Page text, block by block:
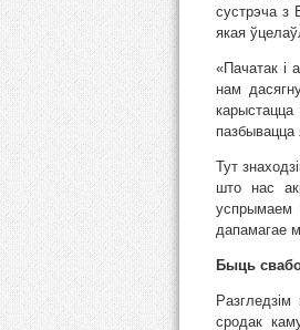
сустрэча з
якая
«Пачатак і
нам
пазбывацца
Тут
што нас
успрымаем
дапамагае
Быць
сродак